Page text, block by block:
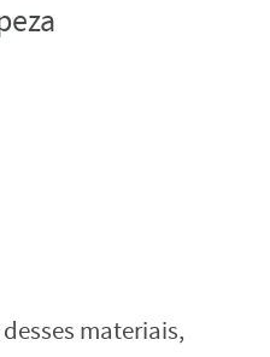
materiais,